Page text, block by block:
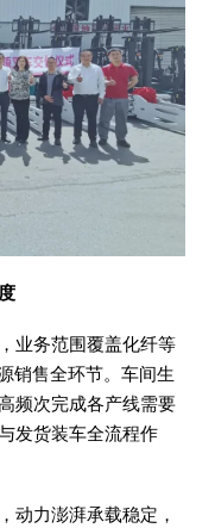
业务范围覆盖化纤等
销售全环节。车间生
频次完成各产线需要
发货装车全流程作
动力澎湃承载稳定，